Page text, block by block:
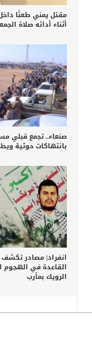
مقتل يمني طعنًا
أثناء أدائه صلاة
صنعاء.. تجمع قبلي
بانتهاكات حوثية
انفراد| مصادر
القاعدة في
الرويك بمأرب